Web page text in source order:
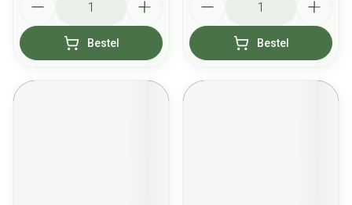
Bestel Bestel